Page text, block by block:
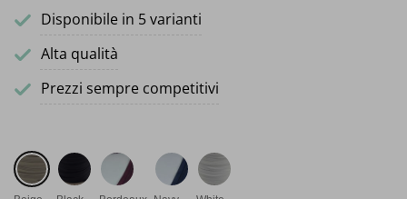
Disponibile in 5 varianti
Alta qualità
Prezzi sempre competitivi